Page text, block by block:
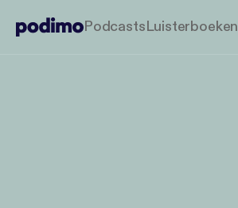
PodcastsLuisterboeken